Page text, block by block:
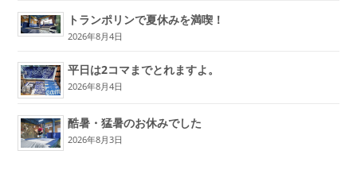
トランポリンで夏休みを満喫！
2026年8月4日
平日は2コマまでとれますよ。
2026年8月4日
酷暑・猛暑のお休みでした
2026年8月3日